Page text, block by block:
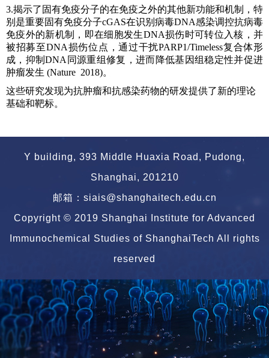
3.揭示了固有免疫分子的在免疫之外的其他新功能和机制，特
别是重要固有免疫分子cGAS在识别病毒DNA感染调控抗病毒
免疫外的新机制，即在细胞发生DNA损伤时可转位入核，并
被招募至DNA损伤位点，通过干扰PARP1/Timeless复合体形
成，抑制DNA同源重组修复，进而降低基因组稳定性并促进
肿瘤发生 (Nature 2018)。
这些研究发现为抗肿瘤和抗感染药物的研发提供了新的理论
基础和靶标。
Y building, 393 Middle Huaxia Road, Pudong,
Shanghai, 201210
邮箱：siais@shanghaitech.edu.cn
Copyright © 2019 Shanghai Institute for Advanced
Immunochemical Studies of ShanghaiTech All rights
reserved